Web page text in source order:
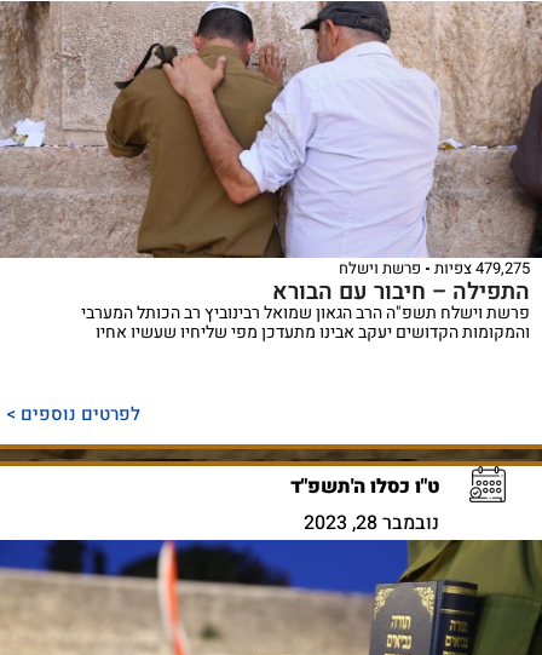
479,275 צפיות פרשת וישלח
התפילה – חיבור עם הבורא
פרשת וישלח תשפ"ה הרב הגאון שמואל רבינוביץ רב הכותל המערבי
והמקומות הקדושים יעקב אבינו מתעדכן מפי שליחיו שעשיו אחיו
לפרטים נוספים >
ט"ו כסלו ה'תשפ"ד
נובמבר 28, 2023